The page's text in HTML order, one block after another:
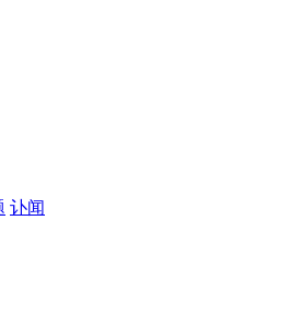
讣闻